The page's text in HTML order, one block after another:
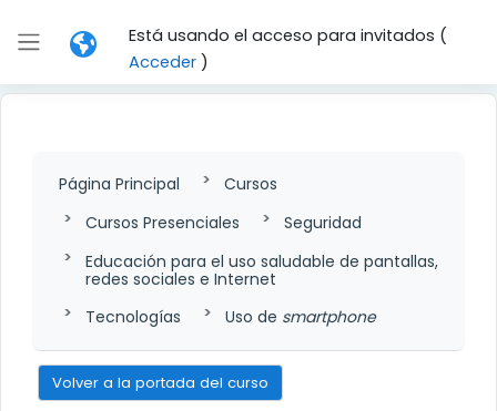
Panel lateral
Está usando el acceso para invitados (
Acceder)
Página Principal
Cursos
Cursos Presenciales
Seguridad
Educación para el uso saludable de pantallas,
redes sociales e Internet
Tecnologías
Uso de smartphone
Volver a la portada del curso